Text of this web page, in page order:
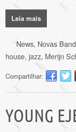
Leia mais
News, Novas
house,jazz, Merijn
Compartilhar:
YOUNG